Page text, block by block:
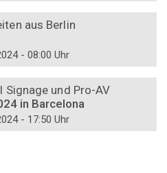
aus Berlin
- 08:00 Uhr
Signage und Pro-AV
in Barcelona
- 17:50 Uhr